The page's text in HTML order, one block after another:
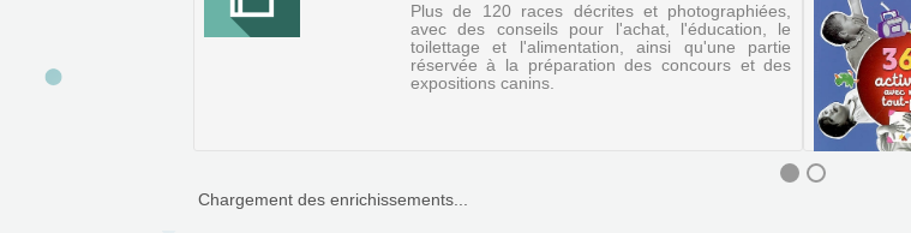
Plus de 120 races décrites et photographiées,
avec des conseils pour l'achat, l'éducation, le
toilettage et l'alimentation, ainsi qu'une partie
réservée à la préparation des concours et des
expositions canins.
Chargement des enrichissements...